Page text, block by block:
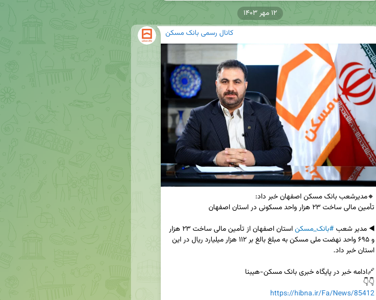
کانال رسمی بانک مسکن
◀️ مدیر شعب #بانک_مسکن
👇👇
https://hibna.ir/Fa/News/85412
۱۲ مهر ۱۴۰۳